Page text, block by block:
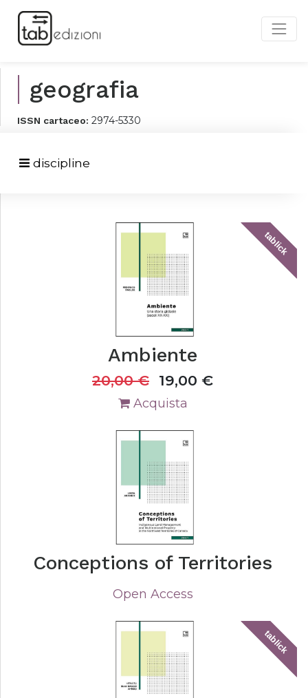
geografia
ISSN cartaceo: 2974-5330
discipline
tablick
Ambiente
20,00€ 19,00 €
Acquista
Conceptions of Territories
Open Access
tablick